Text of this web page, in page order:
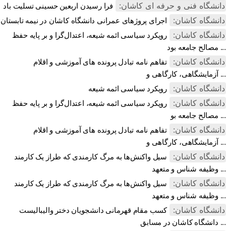
دانشگاه فنی و حرفه ای کاشان: فرا رسیدن اربعین حسینی تسلیت باد
دانشگاه کاشان: اجرای پروژهای عمرانی دانشگاه کاشان در نیمه تابستان
دانشگاه کاشان:
رویکرد سیاسی ائمه شیعه، اعتدال‌گرا و بر پایه حفظ
مصالح جامعه بود ...
دانشگاه کاشان:
تفاهم نامه تبادل پرونده‌ های آموزشی و اقلام
آزمایشگاهی، کارگاهی و ...
دانشگاه کاشان: رویکرد سیاسی ائمه شیعه
دانشگاه کاشان:
رویکرد سیاسی ائمه شیعه، اعتدال‌گرا و بر پایه حفظ
مصالح جامعه بو ...
دانشگاه کاشان:
تفاهم نامه تبادل پرونده‌ های آموزشی و اقلام
آزمایشگاهی، کارگاهی و ...
دانشگاه کاشان:
سیل واکنش‌ها به مرگ کارمندی که طراز یک کارمند
وظیفه شناس و متعهد ...
دانشگاه کاشان:
سیل واکنش‌ها به مرگ کارمندی که طراز یک کارمند
وظیفه شناس و متعهد ...
دانشگاه کاشان:
کسب مقام قهرمانی دانشجویان دختر والیبالیست
دانشگاه کاشان در مسابق ...